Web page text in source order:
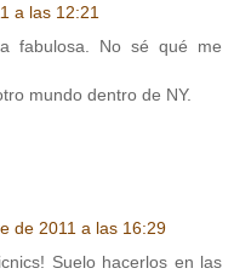
a las 12:21
fabulosa. No sé qué me
mundo dentro de NY.
de 2011 a las 16:29
Suelo hacerlos en las